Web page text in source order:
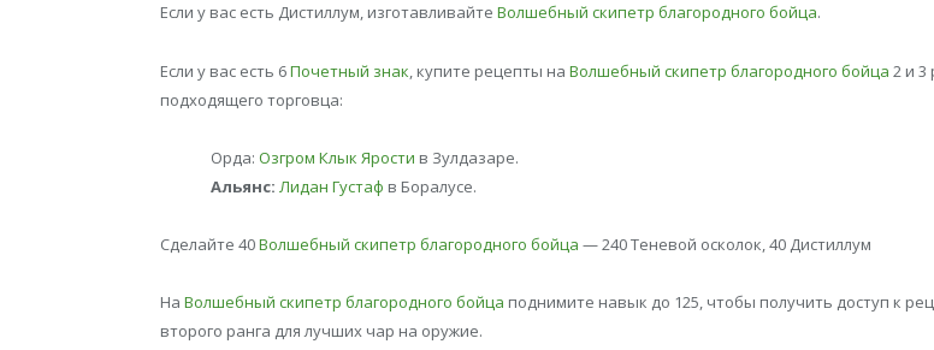
Если у вас есть Дистиллум, изготавливайте Волшебный скипетр благородного бойца.
Если у вас есть 6Почетный знак , купите рецепты на Волшебный скипетр благородного бойца 2 и 3
подходящего торговца:
Орда: Озгром Клык Ярости в Зулдазаре.
Альянс: Лидан Густаф в Боралусе.
Сделайте 40Волшебный скипетр благородного бойца — 240 Теневой осколок, 40 Дистиллум
На Волшебный скипетр благородного бойца поднимите навык до 125, чтобы получить доступ к
второго ранга для лучших чар на оружие.